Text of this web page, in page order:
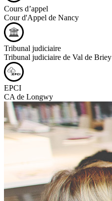
Cours d’appel
Cour d'Appel de Nancy
Tribunal judiciaire
Tribunal judiciaire de Val de Briey
EPCI
CA de Longwy